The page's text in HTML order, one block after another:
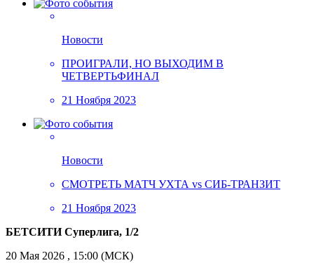
Новости
ПРОИГРАЛИ, НО ВЫХОДИМ В
ЧЕТВЕРТЬФИНАЛ
21 Ноября 2023
Новости
СМОТРЕТЬ МАТЧ УХТА vs СИБ-ТРАНЗИТ
21 Ноября 2023
БЕТСИТИ Суперлига, 1/2
20 Мая 2026 , 15:00 (МСК)